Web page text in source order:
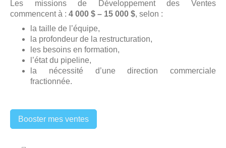
Les missions de Développement des Ventes
commencent à : 4 000 $ – 15 000 $, selon :
la taille de l’équipe,
la profondeur de la restructuration,
les besoins en formation,
l’état du pipeline,
la nécessité d’une direction commerciale
fractionnée.
Booster mes ventes